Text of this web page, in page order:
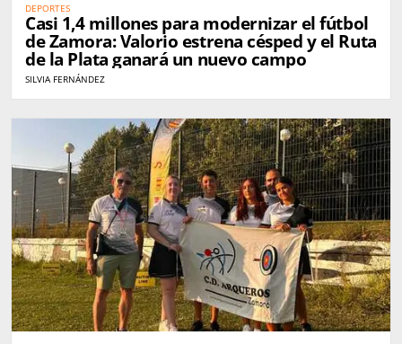
DEPORTES
Casi 1,4 millones para modernizar el fútbol
de Zamora: Valorio estrena césped y el Ruta
de la Plata ganará un nuevo campo
SILVIA FERNÁNDEZ